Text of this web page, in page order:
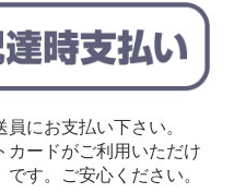
にお支払い下さい。
カードがご利用いただけ
す。ご安心ください。